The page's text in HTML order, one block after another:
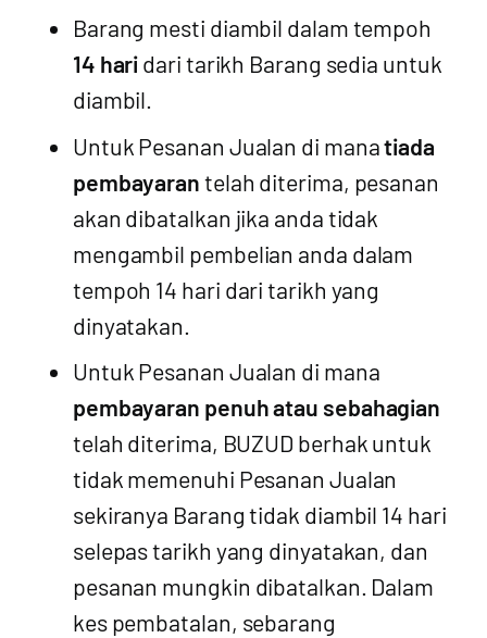
Barang mesti diambil dalam tempoh
14 haridari tarikh Barang sedia untuk
diambil.
Untuk Pesanan Jualan di manatiada
pembayarantelah diterima, pesanan
akan dibatalkan jika anda tidak
mengambil pembelian anda dalam
tempoh 14 hari dari tarikh yang
dinyatakan.
Untuk Pesanan Jualan di mana
pembayaran penuh atau sebahagian
telah diterima, BUZUD berhak untuk
tidak memenuhi Pesanan Jualan
sekiranya Barang tidak diambil 14 hari
selepas tarikh yang dinyatakan, dan
pesanan mungkin dibatalkan. Dalam
kes pembatalan, sebarang